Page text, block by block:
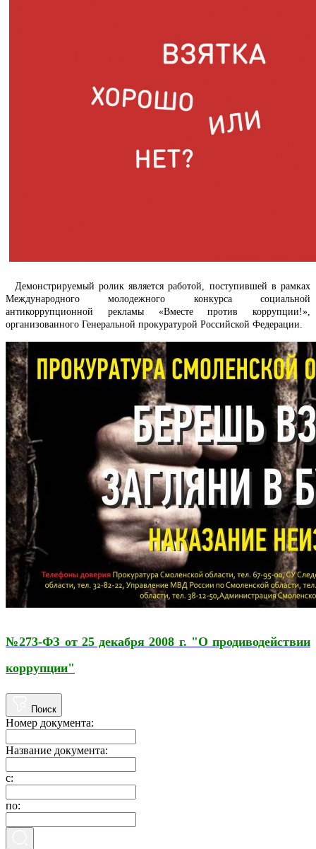
Демонстрируемый ролик является работой, поступившей в рамках
Международного молодежного конкурса социальной
антикоррупционной рекламы «Вместе против коррупции!»,
организованного Генеральной прокуратурой Российской Федерации.
№273-ФЗ от 25 декабря 2008 г. "О продиводействии
коррупции"
Поиск
Номер документа:
Название документа:
с:
по: